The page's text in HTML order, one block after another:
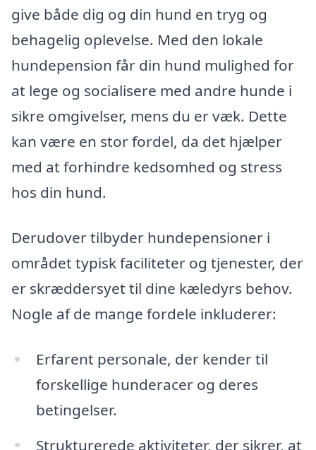
give både dig og din hund en tryg og
behagelig oplevelse. Med den lokale
hundepension får din hund mulighed for
at lege og socialisere med andre hunde i
sikre omgivelser, mens du er væk. Dette
kan være en stor fordel, da det hjælper
med at forhindre kedsomhed og stress
hos din hund.
Derudover tilbyder hundepensioner i
området typisk faciliteter og tjenester, der
er skræddersyet til dine kæledyrs behov.
Nogle af de mange fordele inkluderer:
Erfarent personale, der kender til
forskellige hunderacer og deres
betingelser.
Strukturerede aktiviteter, der sikrer, at